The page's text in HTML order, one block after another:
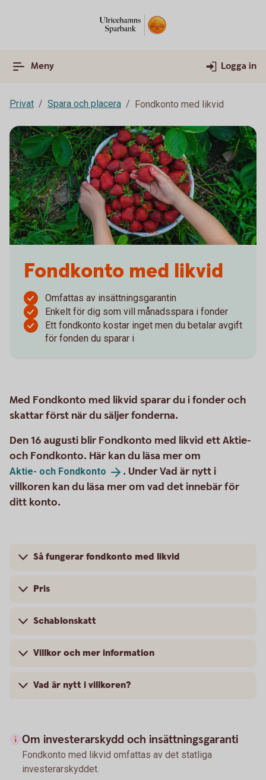
Meny Logga in
Privat Spara och placera Fondkonto med likvid
Fondkonto med likvid
Omfattas av insättningsgarantin
Enkelt för dig som vill månadsspara i fonder
Ett fondkonto kostar inget men du betalar avgift
för fonden du sparar i
Med Fondkonto med likvid sparar du i fonder och
skattar först när du säljer fonderna.
Den 16 augusti blir Fondkonto med likvid ett Aktie-
och Fondkonto. Här kan du läsa mer om
Aktie- och Fondkonto
. Under Vad är nytt i
villkoren kan du läsa mer om vad det innebär för
ditt konto.
Så fungerar fondkonto med likvid
Pris
Schablonskatt
Villkor och mer information
Vad är nytt i villkoren?
Om investerarskydd och insättningsgaranti
Fondkonto med likvid omfattas av det statliga
investerarskyddet.